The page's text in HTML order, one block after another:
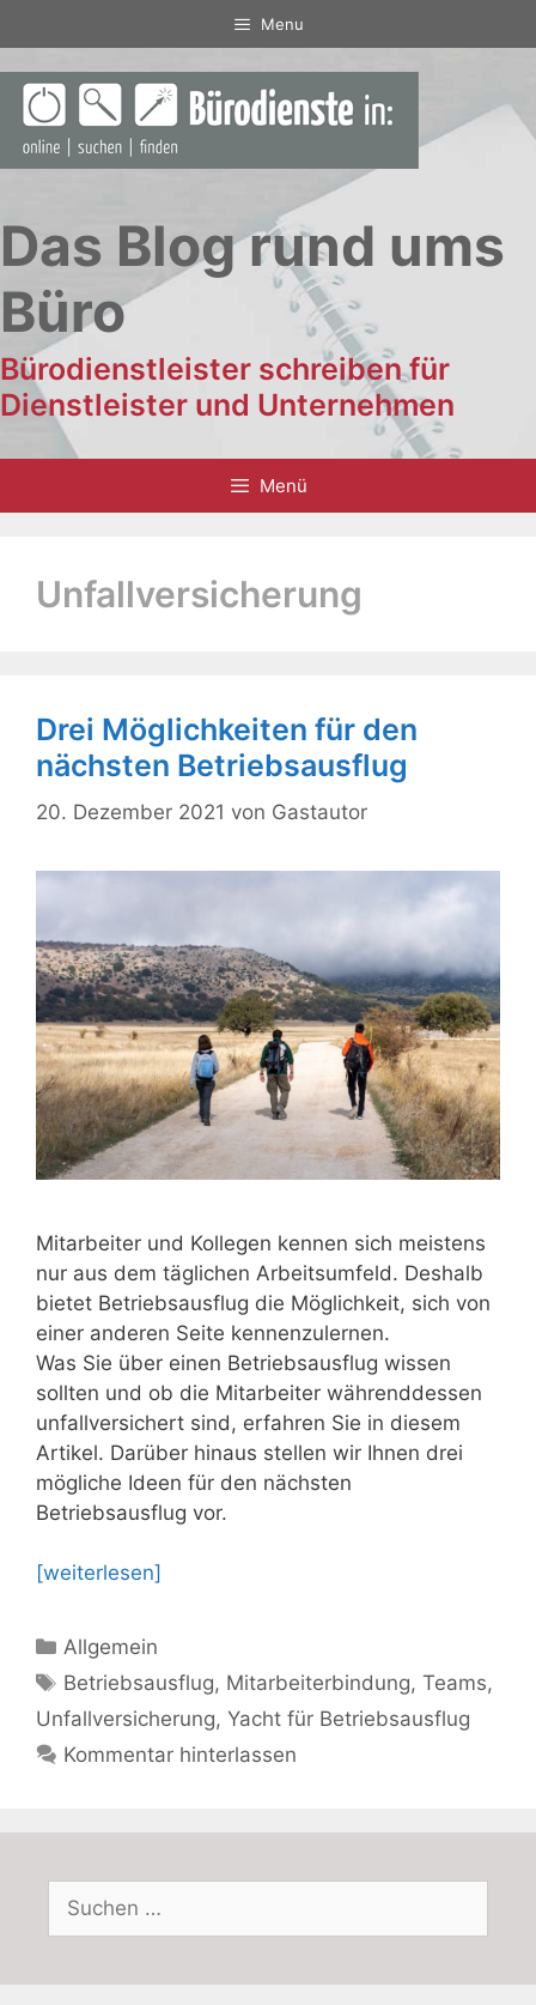
Inhalt
springen
Menu
Das Blog rund ums
Büro
Bürodienstleister schreiben für
Dienstleister und Unternehmen
Menü
Unfallversicherung
Drei Möglichkeiten für den
nächsten Betriebsausflug
20. Dezember 2021 von Gastautor
Mitarbeiter und Kollegen kennen sich meistens
nur aus dem täglichen Arbeitsumfeld. Deshalb
bietet Betriebsausflug die Möglichkeit, sich von
einer anderen Seite kennenzulernen.
Was Sie über einen Betriebsausflug wissen
sollten und ob die Mitarbeiter währenddessen
unfallversichert sind, erfahren Sie in diesem
Artikel. Darüber hinaus stellen wir Ihnen drei
mögliche Ideen für den nächsten
Betriebsausflug vor.
[weiterlesen]
Kategorien
Allgemein
Schlagwörter
Betriebsausflug, Mitarbeiterbindung,Teams,
Unfallversicherung, Yacht für Betriebsausflug
Kommentar hinterlassen
Suchen
nach: